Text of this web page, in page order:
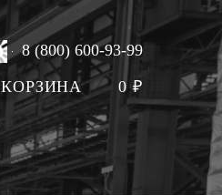
8 (800) 600-93-99
КОРЗИНА 0₽